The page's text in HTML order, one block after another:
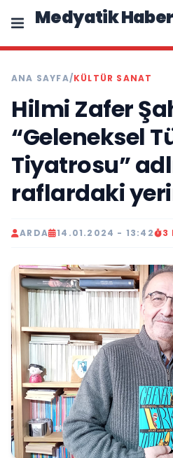
Medyatik
ANA SAYFA/KÜLTÜR SANAT
Hilmi Zafer
“Geleneksel
Tiyatrosu”
raflardaki
ARDA 14.01.2024 - 13:42 3